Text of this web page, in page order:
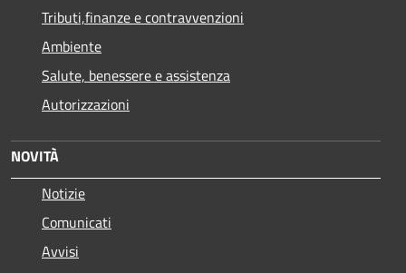
Tributi,finanze e contravvenzioni
Ambiente
Salute, benessere e assistenza
Autorizzazioni
NOVITÀ
Notizie
Comunicati
Avvisi